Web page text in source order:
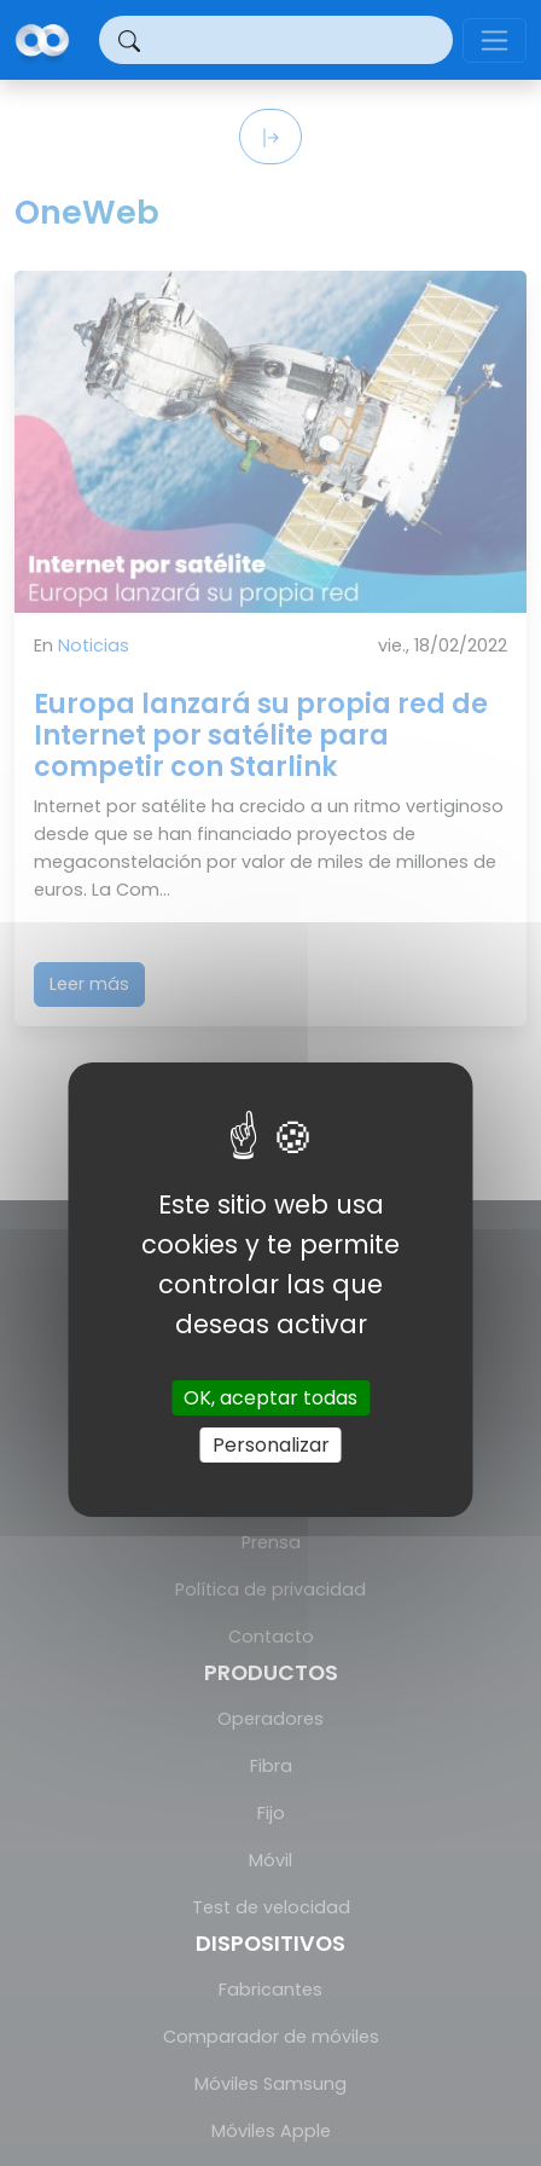
OneWeb
En Noticias vie., 18/02/2022
Europa lanzará su propia red de
Internet por satélite para
competir con Starlink
Internet por satélite ha crecido a un ritmo vertiginoso
desde que se han financiado proyectos de
megaconstelación por valor de miles de millones de
euros. La Com...
Leer más
INFORMACÍON
Pólitica de cookies
Prensa
Política de privacidad
Contacto
PRODUCTOS
Operadores
Fibra
Fijo
Móvil
Test de velocidad
DISPOSITIVOS
Fabricantes
Comparador de móviles
Móviles Samsung
Móviles Apple
Panel de gestión de cookies
Este sitio web usa
cookies y te permite
controlar las que
deseas activar
OK, aceptar todas
Personalizar